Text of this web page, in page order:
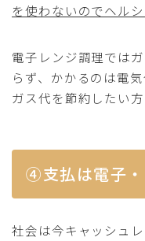
を使わないのでヘル
電子レンジ調理では
らず、かかるのは電
ガス代を節約したい方
④支払は電子
社会は今キャッシュレ